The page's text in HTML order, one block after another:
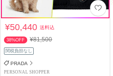
¥50,440送料込
38%OFF ¥81,500
関税負担なし
PRADA
PERSONAL SHOPPER